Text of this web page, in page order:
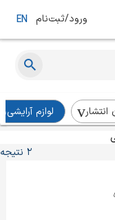
ورود/ثبت‌نام EN
انتشار
لوازم
2 نتیجه